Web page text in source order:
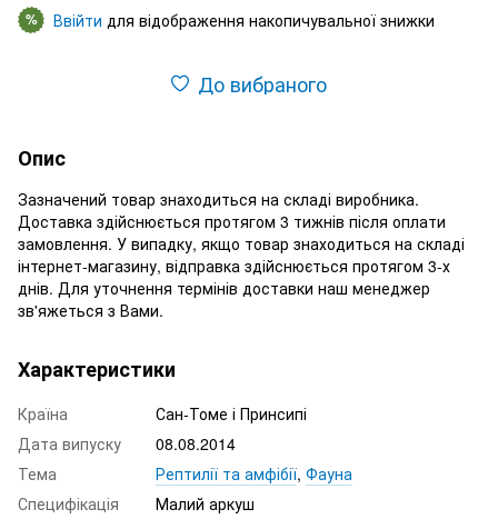
% Ввійти для відображення накопичувальної знижки
До вибраного
Опис
Зазначений товар знаходиться на складі виробника.
Доставка здійснюється протягом 3 тижнів після оплати
замовлення. У випадку, якщо товар знаходиться на складі
інтернет-магазину, відправка здійснюється протягом 3-х
днів. Для уточнення термінів доставки наш менеджер
зв'яжеться з Вами.
Характеристики
Країна
Сан-Томе і Принсипі
Дата випуску
08.08.2014
Тема
Рептилії та амфібії, Фауна
Специфікація
Малий аркуш